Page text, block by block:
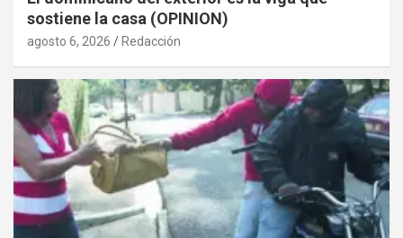
sostiene la casa (OPINION)
agosto 6, 2026 Redacción